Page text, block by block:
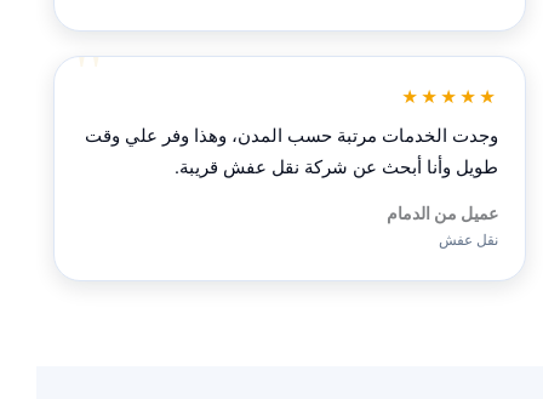
★★★★★
وجدت الخدمات مرتبة حسب المدن، وهذا وفر علي وقت
طويل وأنا أبحث عن شركة نقل عفش قريبة.
عميل من الدمام
نقل عفش